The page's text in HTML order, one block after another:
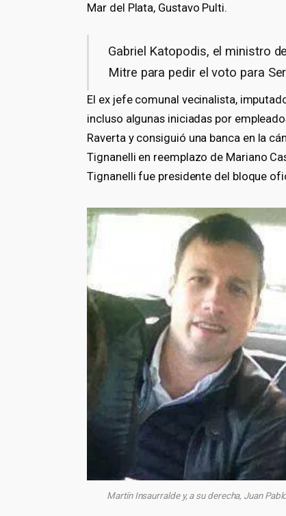
Mar del Plata, Gustavo Pulti.
Gabriel Katopodis, el ministro
Mitre para pedir el voto para
El ex jefe comunal vecinalista,
incluso algunas iniciadas por
Raverta y consiguió una banca en la
Tignanelli en reemplazo de Mariano
Tignanelli fue presidente del bloque
Martín Insaurralde y, a su derecha, Juan